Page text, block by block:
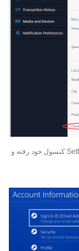
یک روش دیگر و با استفاده از PS4 این است که به قسمت Setting کنسول خود رفته و